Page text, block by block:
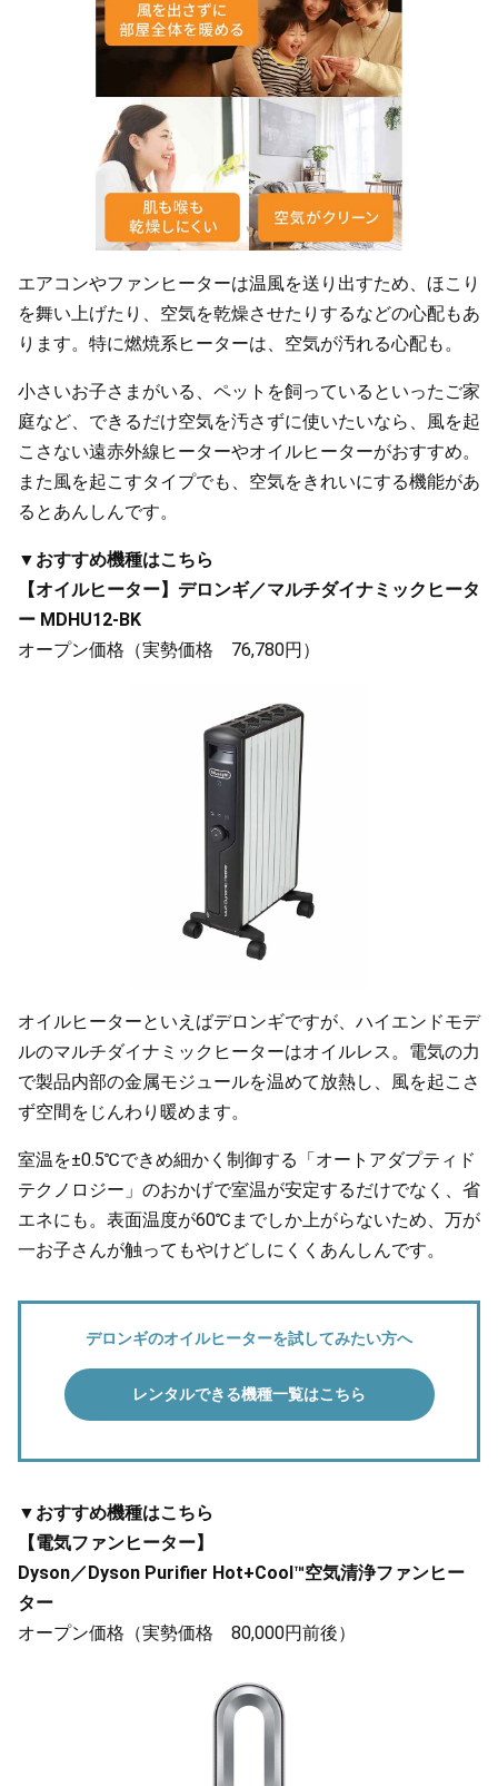
エアコンやファンヒーターは温風を送り出すため、ほこり
を舞い上げたり、空気を乾燥させたりするなどの心配もあ
ります。特に燃焼系ヒーターは、空気が汚れる心配も。
小さいお子さまがいる、ペットを飼っているといったご家
庭など、できるだけ空気を汚さずに使いたいなら、風を起
こさない遠赤外線ヒーターやオイルヒーターがおすすめ。
また風を起こすタイプでも、空気をきれいにする機能があ
るとあんしんです。
▼おすすめ機種はこちら
【オイルヒーター】デロンギ／マルチダイナミックヒータ
ー MDHU12-BK
オープン価格（実勢価格 76,780円）
オイルヒーターといえばデロンギですが、ハイエンドモデ
ルのマルチダイナミックヒーターはオイルレス。電気の力
で製品内部の金属モジュールを温めて放熱し、風を起こさ
ず空間をじんわり暖めます。
室温を±0.5℃できめ細かく制御する「オートアダプティド
テクノロジー」のおかげで室温が安定するだけでなく、省
エネにも。表面温度が60℃までしか上がらないため、万が
一お子さんが触ってもやけどしにくくあんしんです。
デロンギのオイルヒーターを試してみたい方へ
レンタルできる機種一覧はこちら
▼おすすめ機種はこちら
【電気ファンヒーター】
Dyson／Dyson Purifier Hot+Cool™空気清浄ファンヒー
ター
オープン価格（実勢価格 80,000円前後）